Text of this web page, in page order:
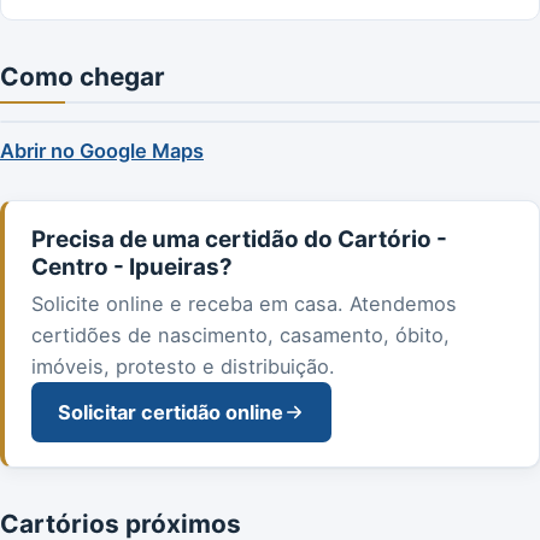
Como chegar
Abrir no Google Maps
Precisa de uma certidão do Cartório -
Centro - Ipueiras?
Solicite online e receba em casa. Atendemos
certidões de nascimento, casamento, óbito,
imóveis, protesto e distribuição.
Solicitar certidão online
Cartórios próximos